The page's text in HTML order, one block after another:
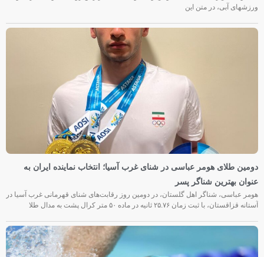
ورزشهای آبی، در متن این
دومین طلای هومر عباسی در شنای غرب آسیا؛ انتخاب نماینده ایران به
عنوان بهترین شناگر پسر
هومر عباسی، شناگر اهل گلستان، در دومین روز رقابت‌های شنای قهرمانی غرب آسیا در
آستانه قزاقستان، با ثبت زمان ۲۵.۷۶ ثانیه در ماده ۵۰ متر کرال پشت به مدال طلا